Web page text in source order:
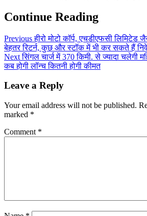
Continue Reading
Previousहीरो मोटो कॉर्प, एचडीएफसी लिमिटेड
बेहतर रिटर्न, कुछ और स्टॉक में भी कर सकते हैं
Nextसिंगल चार्ज में 370 किमी. से ज्यादा चलेगी
कब होगी लॉन्च कितनी होगी कीमत
Leave a Reply
Your email address will not be published.
marked *
Comment *